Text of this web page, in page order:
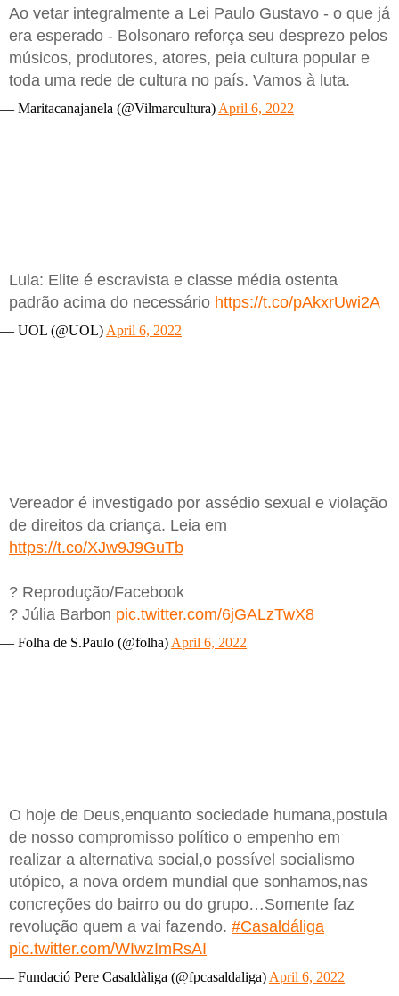
Ao vetar integralmente a Lei Paulo Gustavo - o que já
era esperado - Bolsonaro reforça seu desprezo pelos
músicos, produtores, atores, peia cultura popular e
toda uma rede de cultura no país. Vamos à luta.
— Maritacanajanela (@Vilmarcultura) April 6, 2022
Lula: Elite é escravista e classe média ostenta
padrão acima do necessário https://t.co/pAkxrUwi2A
— UOL (@UOL) April 6, 2022
Vereador é investigado por assédio sexual e violação
de direitos da criança. Leia em
https://t.co/XJw9J9GuTb
? Reprodução/Facebook
? Júlia Barbon pic.twitter.com/6jGALzTwX8
— Folha de S.Paulo (@folha) April 6, 2022
O hoje de Deus,enquanto sociedade humana,postula
de nosso compromisso político o empenho em
realizar a alternativa social,o possível socialismo
utópico, a nova ordem mundial que sonhamos,nas
concreções do bairro ou do grupo…Somente faz
revolução quem a vai fazendo. #Casaldáliga
pic.twitter.com/WIwzImRsAI
— Fundació Pere Casaldàliga (@fpcasaldaliga) April 6, 2022